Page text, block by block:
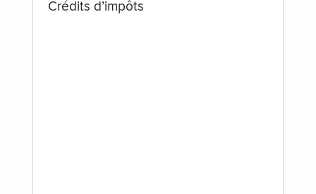
Crédits d’impôts